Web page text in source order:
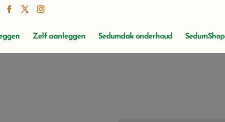
Zelf aanleggen Sedumdak onderhoud SedumShop